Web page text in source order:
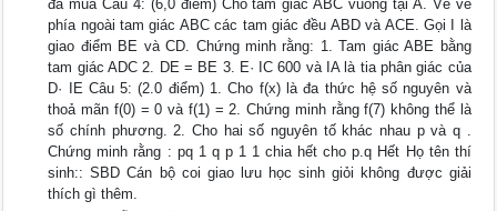
đã mua Câu 4: (6,0 điểm) Cho tam giác ABC vuông tại A. Vẽ về
phía ngoài tam giác ABC các tam giác đều ABD và ACE. Gọi I là
giao điểm BE và CD. Chứng minh rằng: 1. Tam giác ABE bằng
tam giác ADC 2. DE = BE 3. E· IC 600 và IA là tia phân giác của
D· IE Câu 5: (2.0 điểm) 1. Cho f(x) là đa thức hệ số nguyên và
thoả mãn f(0) = 0 và f(1) = 2. Chứng minh rằng f(7) không thể là
số chính phương. 2. Cho hai số nguyên tố khác nhau p và q .
Chứng minh rằng : pq 1 q p 1 1 chia hết cho p.q Hết Họ tên thí
sinh:: SBD Cán bộ coi giao lưu học sinh giỏi không được giải
thích gì thêm.